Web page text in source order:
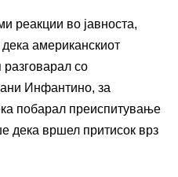
реакции во јавноста,
американскиот
со
Инфантино, за
побарал преиспитување
дека вршел притисок врз